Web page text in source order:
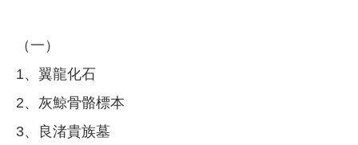
（一）
1、翼龍化石
2、灰鯨骨骼標本
3、良渚貴族墓